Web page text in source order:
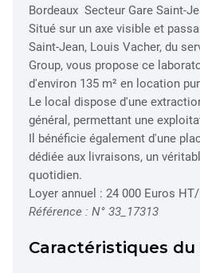
Bordeaux  Secteur Gare Saint-
Situé sur un axe visible et
Saint-Jean, Louis Vacher, du
Group, vous propose ce
d'environ 135 m² en location
Le local dispose d'une
général, permettant une
Il bénéficie également d'une
dédiée aux livraisons, un
quotidien.
Loyer annuel : 24 000 Euros
Référence : N° 33_17313
Caractéristiques du